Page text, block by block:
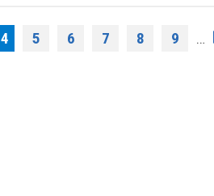
4 5 6 7 8 9 …